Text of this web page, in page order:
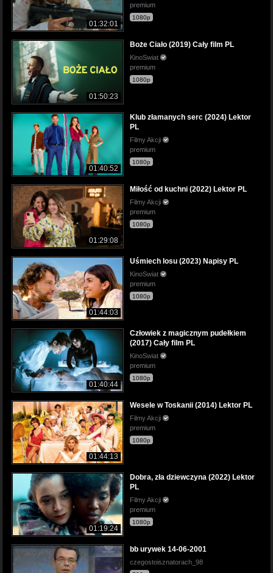
01:32:01
premium
1080p
01:50:23
Boże Ciało (2019) Cały film PL
KinoSwiat
premium
1080p
01:40:52
Klub złamanych serc (2024) Lektor
PL
Filmy Akcji
premium
1080p
01:29:08
Miłość od kuchni (2022) Lektor PL
Filmy Akcji
premium
1080p
01:44:03
Uśmiech losu (2023) Napisy PL
KinoSwiat
premium
1080p
01:40:44
Człowiek z magicznym pudełkiem
(2017) Cały film PL
KinoSwiat
premium
1080p
01:44:13
Wesele w Toskanii (2014) Lektor PL
Filmy Akcji
premium
1080p
01:19:24
Dobra, zła dziewczyna (2022) Lektor
PL
Filmy Akcji
premium
1080p
bb urywek 14-06-2001
czegostoisznatorach_98